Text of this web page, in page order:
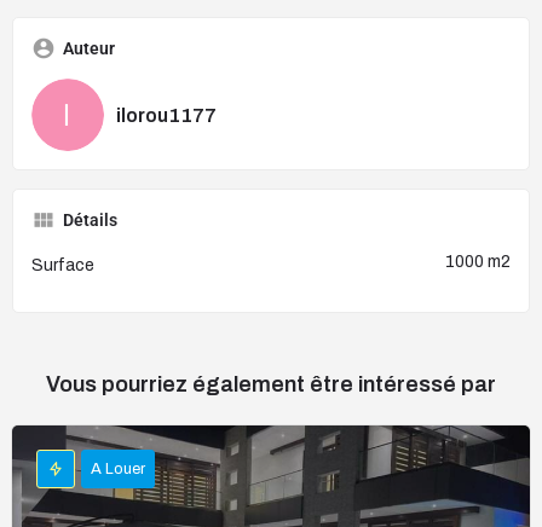
Auteur
ilorou1177
Détails
Surface 1000 m2
Vous pourriez également être intéressé par
A Louer